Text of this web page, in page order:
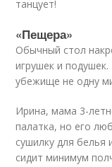
танцует!
«Пещера»
Обычный стол
игрушек и
убежище не одну
Ирина, мама 3-
палатка, но его
сушилку для
сидит минимум